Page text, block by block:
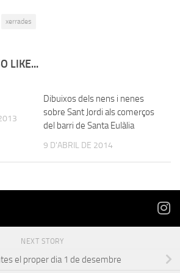
xerrades
LIKE...
Dibuixos dels nens i nenes
sobre Sant Jordi als comerços
del barri de Santa Eulàlia
9 D'ABRIL DE 2014
NEXT STORY
el proper dia 1 de desembre